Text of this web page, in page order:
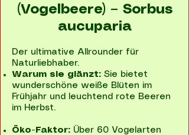
(Vogelbeere) – Sorbus
aucuparia
Der ultimative Allrounder für
Naturliebhaber.
Warum sie glänzt: Sie bietet
wunderschöne weiße Blüten im
Frühjahr und leuchtend rote Beeren
im Herbst.
Öko-Faktor: Über 60 Vogelarten